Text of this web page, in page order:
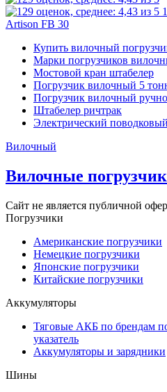
Artison FB 30
Купить вилочный
Марки погрузчиков
Мостовой кран штабелер
Погрузчик вилочный 5
Погрузчик вилочный
Штабелер ричтрак
Электрический
Вилочный
Вилочные
Сайт не является публичной
Погрузчики
Американские погрузчики
Немецкие погрузчики
Японские погрузчики
Китайские погрузчики
Аккумуляторы
Тяговые АКБ по брендам
указатель
Аккумуляторы и зарядники
Шины